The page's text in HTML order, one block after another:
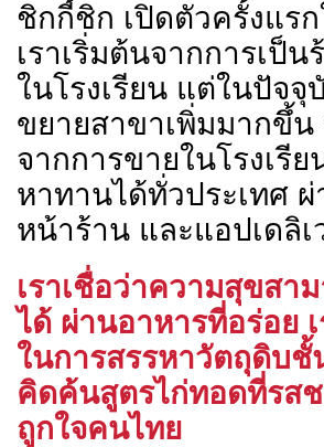
ชิกกี้ชิก เปิดตัวครั้งแร
เราเริ่มต้นจากการเป็น
ในโรงเรียน แต่ในปัจจุ
ขยายสาขาเพิ่มมากขึ้น
จากการขายในโรงเรี
หาทานได้ทั่วประเทศ
หน้าร้าน และแอปเดลิ
เราเชื่อว่าความสุขสา
ได้ ผ่านอาหารที่อร่อย
ในการสรรหาวัตถุดิบชั้
คิดค้นสูตรไก่ทอดที่รส
ถูกใจคนไทย